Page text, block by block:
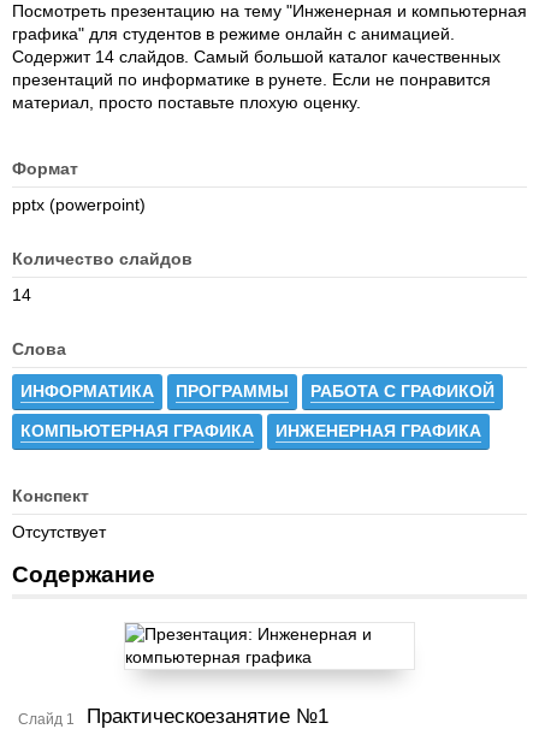
Посмотреть презентацию на тему "Инженерная и компьютерная
графика" для студентов в режиме онлайн с анимацией.
Содержит 14 слайдов. Самый большой каталог качественных
презентаций по информатике в рунете. Если не понравится
материал, просто поставьте плохую оценку.
Формат
pptx (powerpoint)
Количество слайдов
14
Слова
ИНФОРМАТИКА ПРОГРАММЫ РАБОТА С ГРАФИКОЙ
КОМПЬЮТЕРНАЯ ГРАФИКА ИНЖЕНЕРНАЯ ГРАФИКА
Конспект
Отсутствует
Содержание
Слайд 1 Практическоезанятие №1